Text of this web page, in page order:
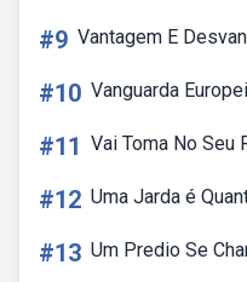
#9 Vantagem E
#10 Vanguarda
#11 Vai Toma No Seu
#12 Uma Jarda é
#13 Um Predio Se